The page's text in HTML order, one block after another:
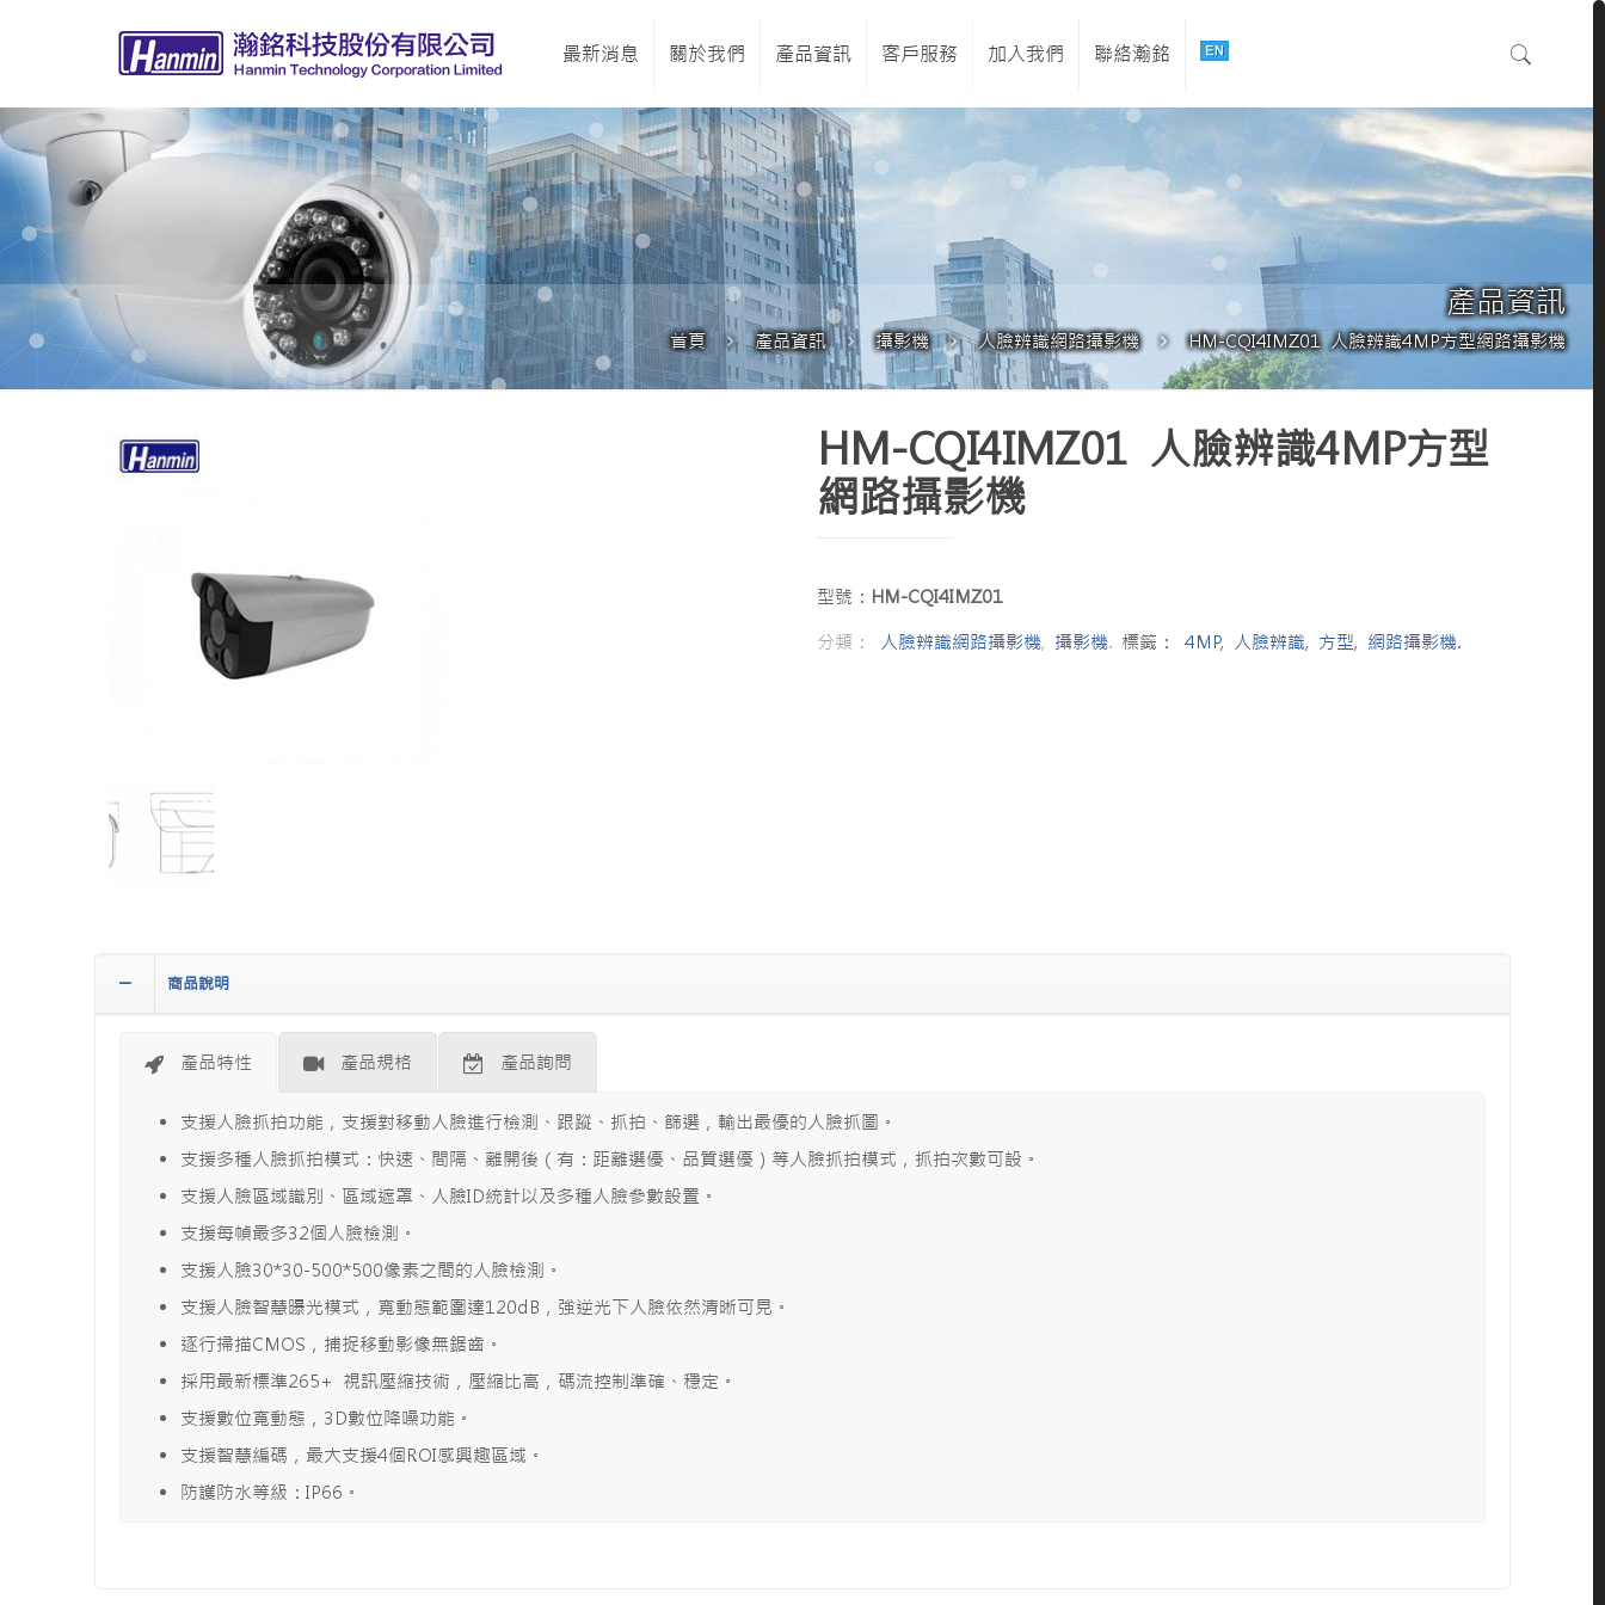
最新消息 關於我們 產品資訊 客戶服務 加入我們 聯絡瀚銘
產品資訊
首頁 產品資訊 攝影機 人臉辨識網路攝影機 HM-CQI4IMZ01 人臉辨識4MP方型網路攝影機
HM-CQI4IMZ01 人臉辨識4MP方型
網路攝影機
型號： HM-CQI4IMZ01
分類： 人臉辨識網路攝影機, 攝影機. 標籤： 4MP, 人臉辨識, 方型, 網路攝影機.
商品說明
產品特性 產品規格 產品詢問
支援人臉抓拍功能，支援對移動人臉進行檢測、跟蹤、抓拍、篩選，輸出最優的人臉抓圖。
支援多種人臉抓拍模式：快速、間隔、離開後（有：距離選優、品質選優）等人臉抓拍模式，抓拍次數可設。
支援人臉區域識別、區域遮罩、人臉ID統計以及多種人臉參數設置。
支援每幀最多32個人臉檢測。
支援人臉30*30-500*500像素之間的人臉檢測。
支援人臉智慧曝光模式，寬動態範圍達120dB，強逆光下人臉依然清晰可見。
逐行掃描CMOS，捕捉移動影像無鋸齒。
採用最新標準265+ 視訊壓縮技術，壓縮比高，碼流控制準確、穩定。
支援數位寬動態，3D數位降噪功能。
支援智慧編碼，最大支援4個ROI感興趣區域。
防護防水等級：IP66。